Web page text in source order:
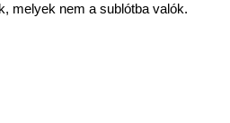
melyek nem a sublótba valók.